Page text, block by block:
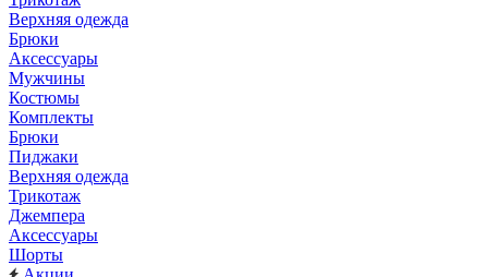
Верхняя одежда
Брюки
Аксессуары
Мужчины
Костюмы
Комплекты
Брюки
Пиджаки
Верхняя одежда
Трикотаж
Джемпера
Аксессуары
Шорты